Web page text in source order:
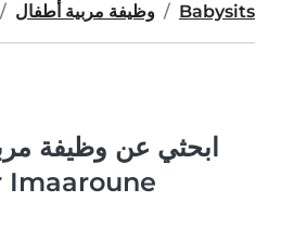
Babysits وظيفة مربية أطفال
ابحثي عن وظيفة
Imaaroune